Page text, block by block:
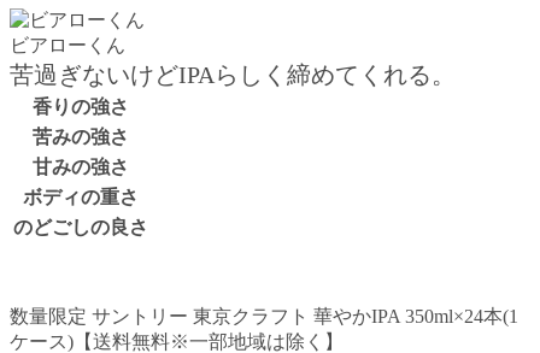
ビアローくん
苦過ぎないけどIPAらしく締めてくれる。
香りの強さ
苦みの強さ
甘みの強さ
ボディの重さ
のどごしの良さ
数量限定 サントリー 東京クラフト 華やかIPA 350ml×24本(1
ケース)【送料無料※一部地域は除く】